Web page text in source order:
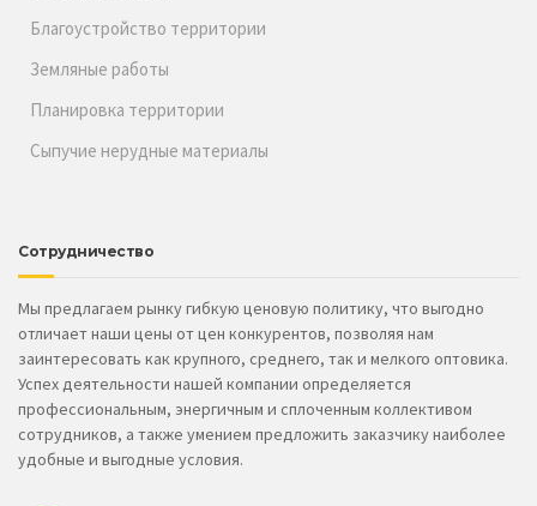
Благоустройство территории
Земляные работы
Планировка территории
Сыпучие нерудные материалы
Сотрудничество
Мы предлагаем рынку гибкую ценовую политику, что выгодно
отличает наши цены от цен конкурентов, позволяя нам
заинтересовать как крупного, среднего, так и мелкого оптовика.
Успех деятельности нашей компании определяется
профессиональным, энергичным и сплоченным коллективом
сотрудников, а также умением предложить заказчику наиболее
удобные и выгодные условия.